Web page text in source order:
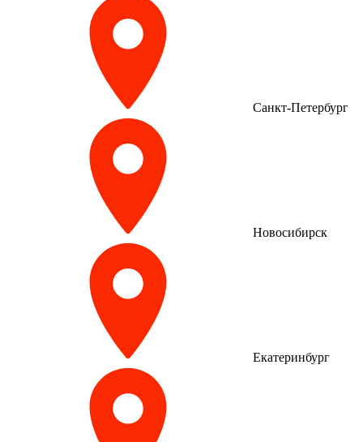
Санкт-Петербург
Новосибирск
Екатеринбург